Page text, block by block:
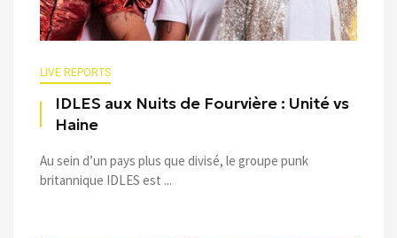
LIVE REPORTS
IDLES aux Nuits de Fourvière : Unité vs
Haine
Au sein d’un pays plus que divisé, le groupe punk
britannique IDLES est ...